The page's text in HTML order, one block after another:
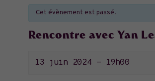
Cet évènement est passé.
Rencontre avec Yan
13 juin 2024 - 19h00